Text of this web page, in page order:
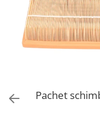
Bord | Plastice
Parfumuri |
CEARA | SEALANT |
HIDROFOBE
LAVETE | PROSOAPE
ACCESORII |
Pachet